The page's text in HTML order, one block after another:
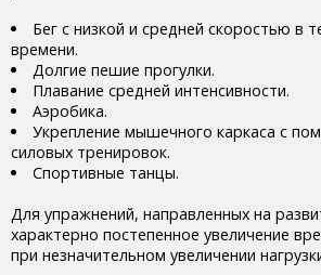
Бег с низкой и средней скоростью в
времени.
Долгие пешие прогулки.
Плавание средней интенсивности.
Аэробика.
Укрепление мышечного каркаса с
силовых тренировок.
Спортивные танцы.
Для упражнений, направленных на
характерно постепенное увеличение
при незначительном увеличении